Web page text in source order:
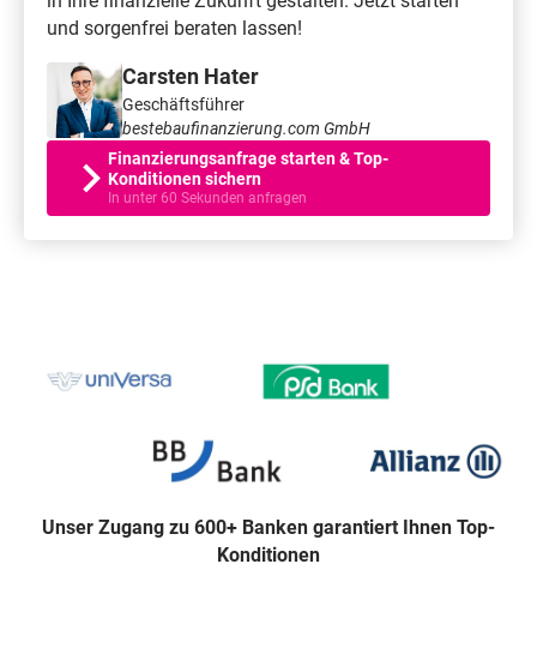
und sorgenfrei beraten lassen!
Carsten Hater
Geschäftsführer
bestebaufinanzierung.com GmbH
Finanzierungsanfrage starten & Top-
Konditionen sichern
In unter 60 Sekunden anfragen
Unser Zugang zu 600+ Banken garantiert Ihnen Top-
Konditionen